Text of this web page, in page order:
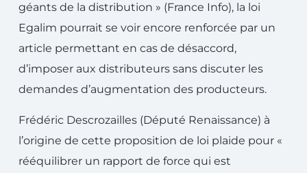
géants de la distribution » (France Info), la loi
Egalim pourrait se voir encore renforcée par un
article permettant en cas de désaccord,
d’imposer aux distributeurs sans discuter les
demandes d’augmentation des producteurs.
Frédéric Descrozailles (Député Renaissance) à
l’origine de cette proposition de loi plaide pour «
rééquilibrer un rapport de force qui est